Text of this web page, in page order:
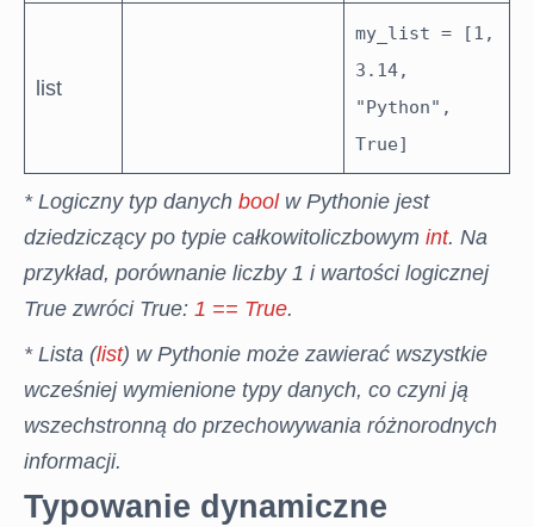
list
my_list = [1,
3.14,
"Python",
True]
* Logiczny typ danych boolw Pythonie jest
dziedziczący po typie całkowitoliczbowym int. Na
przykład, porównanie liczby 1 i wartości logicznej
True zwróci True: 1 == True.
* Lista (list) w Pythonie może zawierać wszystkie
wcześniej wymienione typy danych, co czyni ją
wszechstronną do przechowywania różnorodnych
informacji.
Typowanie dynamiczne